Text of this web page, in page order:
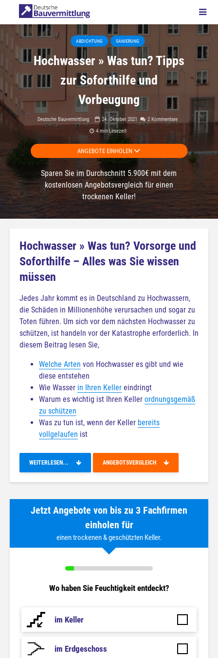
ABDICHTUNG SANIERUNG
Hochwasser » Was tun? Tipps
zur Soforthilfe und
Vorbeugung
Deutsche Bauvermittlung 24. Oktober 2021
2 Kommentare
4 min Lesezeit
ANGEBOTE EINHOLEN
Sparen Sie im Durchschnitt 5.900€ mit dem
kostenlosen Angebotsvergleich für einen
trockenen Keller!
Hochwasser » Was tun? Vorsorge und
Soforthilfe – Alles was Sie wissen
müssen
Jedes Jahr kommt es in Deutschland zu Hochwassern,
die Schäden in Millionenhöhe verursachen und sogar zu
Toten führen. Um sich vor dem nächsten Hochwasser zu
schützen, ist handeln vor der Katastrophe erforderlich. In
diesem Beitrag lesen Sie,
Welche Arten von Hochwasser es gibt und wie
diese entstehen
Wie Wasser in Ihren Keller eindringt
Warum es wichtig ist Ihren Keller ordnungsgemäß
zu schützen
Was zu tun ist, wenn der Keller bereits
vollgelaufen ist
WEITERLESEN... ANGEBOTSVERGLEICH
Jetzt Angebote von bis zu 3 Fachfirmen
einholen für
einen trockenen & geschützten Keller.
Wo haben Sie Feuchtigkeit entdeckt?
im Keller
im Erdgeschoss